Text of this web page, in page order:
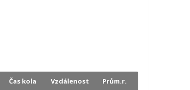
Čas kola Vzdálenost Prům.r.